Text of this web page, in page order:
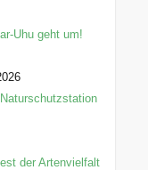
Uhu geht um!
der Artenvielfalt